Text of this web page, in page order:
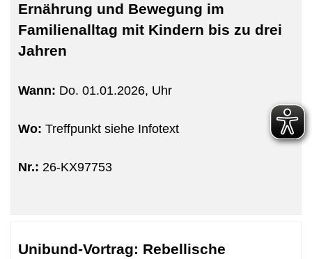
Ernährung und Bewegung im
Familienalltag mit Kindern bis zu drei
Jahren
Wann: Do. 01.01.2026, Uhr
Wo: Treffpunkt siehe Infotext
Nr.: 26-KX97753
Unibund-Vortrag: Rebellische